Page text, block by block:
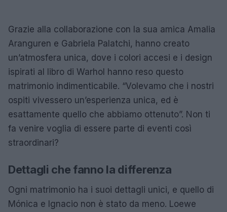
Grazie alla collaborazione con la sua amica Amalia
Aranguren e Gabriela Palatchi, hanno creato
un’atmosfera unica, dove i colori accesi e i design
ispirati al libro di Warhol hanno reso questo
matrimonio indimenticabile. “Volevamo che i nostri
ospiti vivessero un’esperienza unica, ed è
esattamente quello che abbiamo ottenuto”. Non ti
fa venire voglia di essere parte di eventi così
straordinari?
Dettagli che fanno la differenza
Ogni matrimonio ha i suoi dettagli unici, e quello di
Mónica e Ignacio non è stato da meno. Loewe